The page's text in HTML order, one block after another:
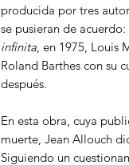
producida por tres
se pusieran de
infinita, en 1975, Louis
Roland Barthes con su
después.
En esta obra, cuya
muerte, Jean Allouch
Siguiendo un